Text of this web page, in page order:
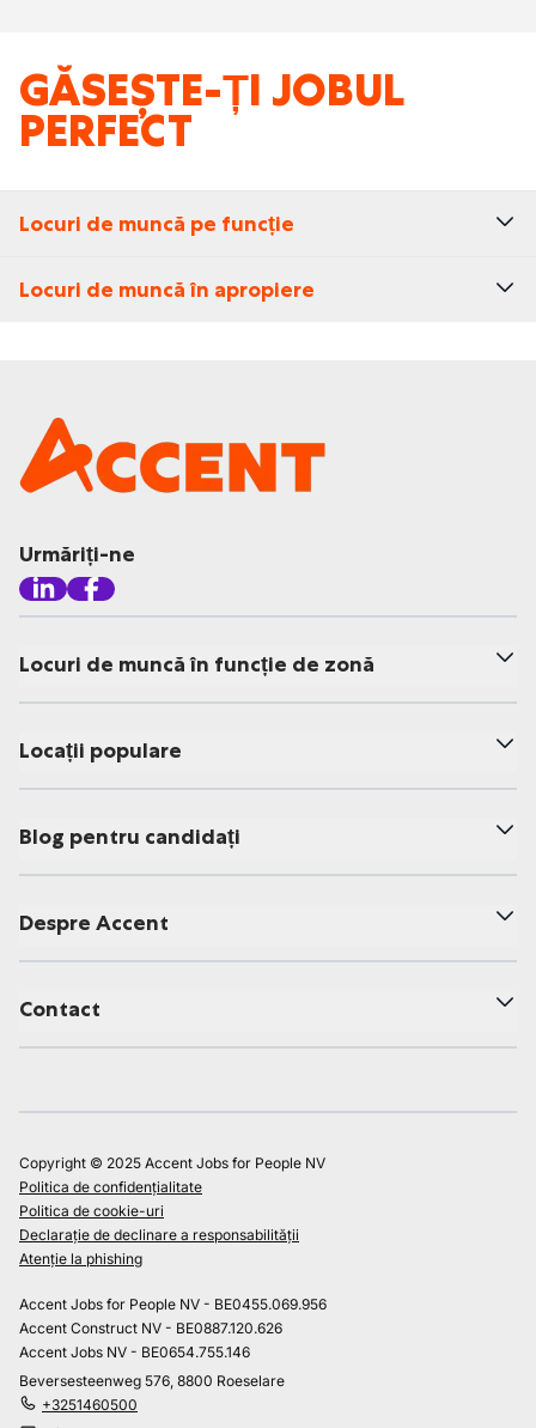
GĂSEȘTE-ȚI JOBUL
PERFECT
Locuri de muncă pe funcție
Locuri de muncă în apropiere
Urmăriți-ne
Locuri de muncă în funcție de zonă
Locații populare
Blog pentru candidați
Despre Accent
Contact
Copyright © 2025 Accent Jobs for People NV
Politica de confidențialitate
Politica de cookie-uri
Declarație de declinare a responsabilității
Atenție la phishing
Accent Jobs for People NV - BE0455.069.956
Accent Construct NV - BE0887.120.626
Accent Jobs NV - BE0654.755.146
Beversesteenweg 576, 8800 Roeselare
+3251460500